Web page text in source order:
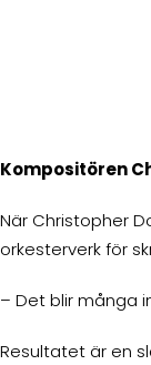
Kompositören
När Christopher
orkesterverk för
– Det blir många
Resultatet är en